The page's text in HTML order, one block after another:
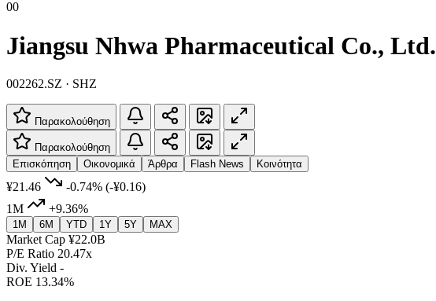
00
Jiangsu Nhwa Pharmaceutical Co., Ltd.
002262.SZ · SHZ
Παρακολούθηση
Παρακολούθηση
Επισκόπηση
Οικονομικά Άρθρα Flash News Κοινότητα
¥21.46 -0.74% (-¥0.16)
1M
+9.36%
1M 6M YTD 1Y 5Y MAX
Market Cap ¥22.0B
P/E Ratio 20.47x
Div. Yield -
ROE 13.34%